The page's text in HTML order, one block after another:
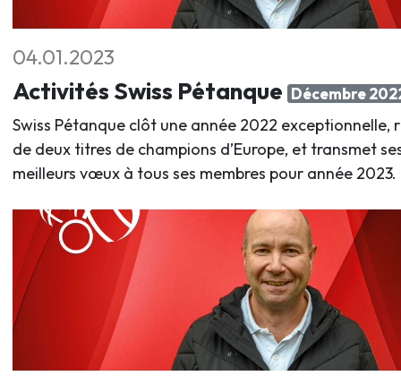
04.01.2023
Activités Swiss Pétanque Décembre
Swiss Pétanque clôt une année 2022 exceptionnelle,
de deux titres de champions d’Europe, et transmet
meilleurs vœux à tous ses membres pour année 2023.